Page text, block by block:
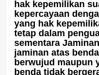
hak kepemilikan
kepercayaan
yang hak
tetap dalam
sementara
jaminan atas
berwujud maupun
benda tidak